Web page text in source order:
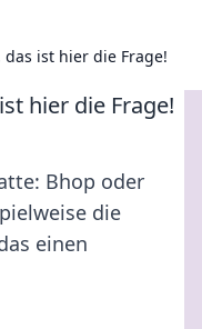
ist hier die Frage!
hier die Frage!
Bhop oder
die
einen